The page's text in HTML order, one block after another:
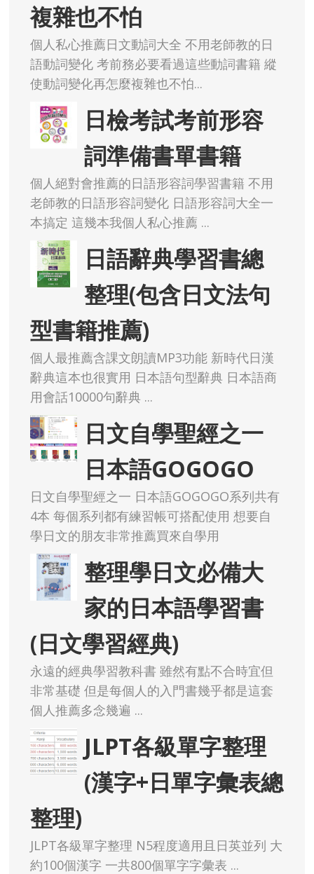
複雜也不怕
個人私心推薦日文動詞大全 不用老師教的日
語動詞變化 考前務必要看過這些動詞書籍 縱
使動詞變化再怎麼複雜也不怕...
日檢考試考前形容
詞準備書單書籍
個人絕對會推薦的日語形容詞學習書籍 不用
老師教的日語形容詞變化 日語形容詞大全一
本搞定 這幾本我個人私心推薦 ...
日語辭典學習書總
整理(包含日文法句
型書籍推薦)
個人最推薦含課文朗讀MP3功能 新時代日漢
辭典這本也很實用 日本語句型辭典 日本語商
用會話10000句辭典 ...
日文自學聖經之一
日本語GOGOGO
日文自學聖經之一 日本語GOGOGO系列共有
4本 每個系列都有練習帳可搭配使用 想要自
學日文的朋友非常推薦買來自學用
整理學日文必備大
家的日本語學習書
(日文學習經典)
永遠的經典學習教科書 雖然有點不合時宜但
非常基礎 但是每個人的入門書幾乎都是這套
個人推薦多念幾遍 ...
JLPT各級單字整理
(漢字+日單字彙表總
整理)
JLPT各級單字整理 N5程度適用且日英並列 大
約100個漢字 一共800個單字字彙表 ...